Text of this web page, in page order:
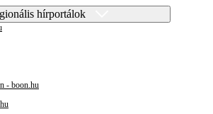
hírportálok
- boon.hu